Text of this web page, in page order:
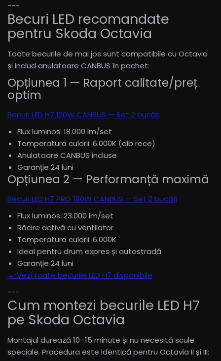
---
Becuri LED recomandate
pentru Skoda Octavia
Toate becurile de mai jos sunt compatibile cu Octavia
și includ anulatoare CANBUS în pachet:
Opțiunea 1 — Raport calitate/preț
optim
Becuri LED H7 120W CANBUS — Set 2 bucăți
Flux luminos: 18.000 lm/set
Temperatura culorii: 6.000K (alb rece)
Anulatoare CANBUS incluse
Garanție 24 luni
Opțiunea 2 — Performanță maximă
Becuri LED H7 PRO 180W CANBUS — Set 2 bucăți
Flux luminos: 23.000 lm/set
Răcire activă cu ventilator
Temperatura culorii: 6.000K
Ideal pentru drum expres și autostradă
Garanție 24 luni
→ Vezi toate becurile LED H7 disponibile
---
Cum montezi becurile LED H7
pe Skoda Octavia
Montajul durează 10–15 minute și nu necesită scule
speciale. Procedura este identică pentru Octavia II și III: